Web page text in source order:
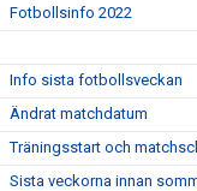
Fotbollsinfo 2022
Info sista fotbollsveckan
Ändrat matchdatum
Träningsstart och
Sista veckorna innan